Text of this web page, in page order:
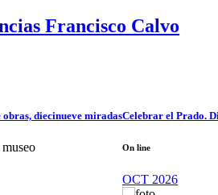
Francisco Calvo
diecinueve miradasCelebrar el Prado.
On line
OCT 2026